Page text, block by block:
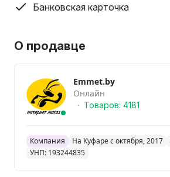
Банковская карточка
О продавце
Emmet.by
Онлайн
Товаров: 4181
Компания На Куфаре с октября, 2017
УНП: 193244835